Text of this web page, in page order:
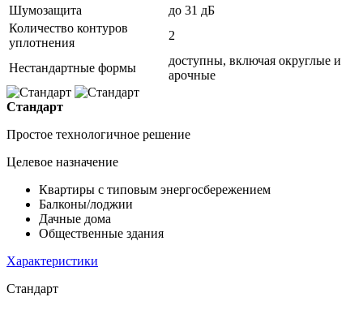
Шумозащита
до 31 дБ
Количество контуров
уплотнения
2
Нестандартные формы
доступны, включая округлые и
арочные
Стандарт
Простое технологичное решение
Целевое назначение
Квартиры с типовым энергосбережением
Балконы/лоджии
Дачные дома
Общественные здания
Характеристики
Стандарт